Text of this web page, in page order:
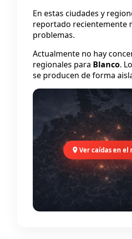
En estas ciudades y
reportado recientemente
problemas.
Actualmente no hay
regionales para Blanco.
se producen de forma
Ver caídas en el